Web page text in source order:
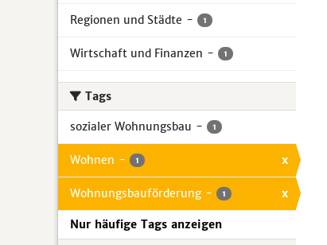
Regionen und Städte - 1
Wirtschaft und Finanzen - 1
Tags
sozialer Wohnungsbau - 1
Wohnen - 1 x
Wohnungsbauförderung - 1 x
Nur häufige Tags anzeigen